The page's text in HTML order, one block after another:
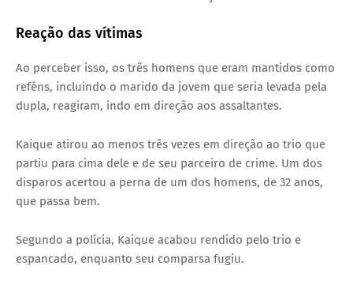
Reação das vítimas
Ao perceber isso, os três homens que eram mantidos como
reféns, incluindo o marido da jovem que seria levada pela
dupla, reagiram, indo em direção aos assaltantes.
Kaique atirou ao menos três vezes em direção ao trio que
partiu para cima dele e de seu parceiro de crime. Um dos
disparos acertou a perna de um dos homens, de 32 anos,
que passa bem.
Segundo a polícia, Kaique acabou rendido pelo trio e
espancado, enquanto seu comparsa fugiu.